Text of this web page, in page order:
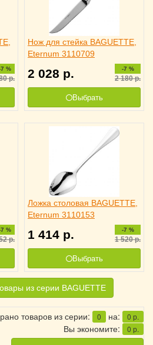
7 %
р.
Нож для стейка BAGUETTE,
Eternum 3110709
2 028 р. -7 %
2 180р.
Выбрать
7 %
р.
Ложка столовая BAGUETTE,
Eternum 3110153
1 414 р. -7 %
1 520р.
Выбрать
из серии BAGUETTE
товаров из серии: 0 на: 0 р.
Вы экономите: 0 р.